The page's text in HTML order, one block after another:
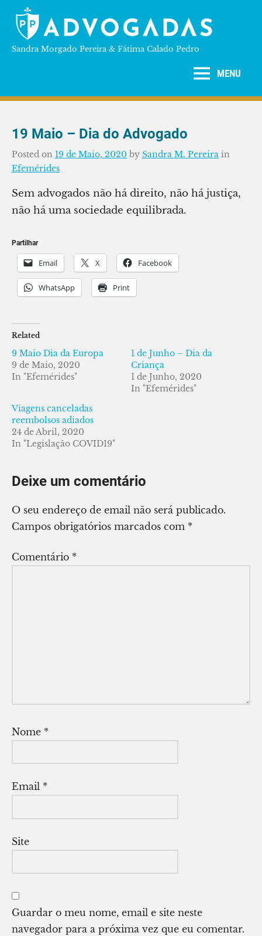
content
PP
ADVOGADAS
Sandra Morgado Pereira & Fátima Calado Pedro
MENU
19 Maio – Dia do Advogado
Posted on 19 de Maio, 2020 by Sandra M. Pereira in
Efemérides
Sem advogados não há direito, não há justiça,
não há uma sociedade equilibrada.
Partilhar
Email X Facebook
WhatsApp Print
Related
9 Maio Dia da Europa
9 de Maio, 2020
In "Efemérides"
1 de Junho – Dia da
Criança
1 de Junho, 2020
In "Efemérides"
Viagens canceladas
reembolsos adiados
24 de Abril, 2020
In "Legislação COVID19"
Deixe um comentário
O seu endereço de email não será publicado.
Campos obrigatórios marcados com *
Comentário *
Nome *
Email *
Site
Guardar o meu nome, email e site neste
navegador para a próxima vez que eu comentar.